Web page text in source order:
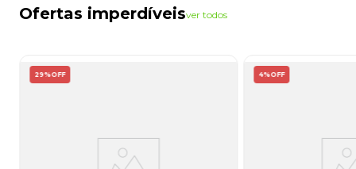
Ofertas imperdíveisver todos
29%OFF 4%OFF